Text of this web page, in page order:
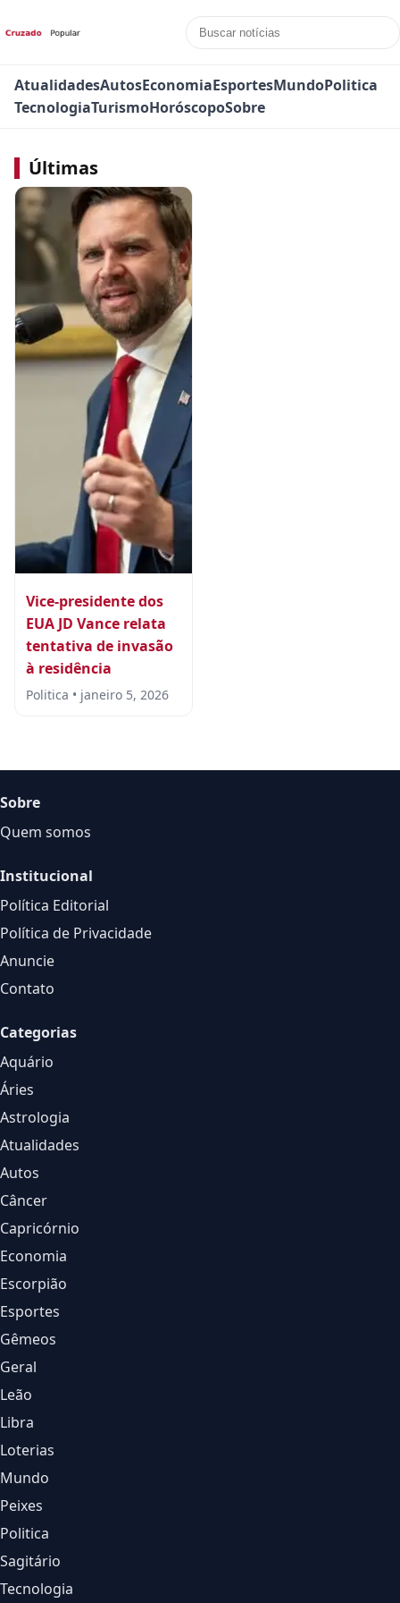
AtualidadesAutosEconomiaEsportesMundoPolitica
TecnologiaTurismoHoróscopoSobre
Últimas
Vice-presidente dos
EUA JD Vance relata
tentativa de invasão
à residência
Politica • janeiro 5, 2026
Sobre
Quem somos
Institucional
Política Editorial
Política de Privacidade
Anuncie
Contato
Categorias
Aquário
Áries
Astrologia
Atualidades
Autos
Câncer
Capricórnio
Economia
Escorpião
Esportes
Gêmeos
Geral
Leão
Libra
Loterias
Mundo
Peixes
Politica
Sagitário
Tecnologia